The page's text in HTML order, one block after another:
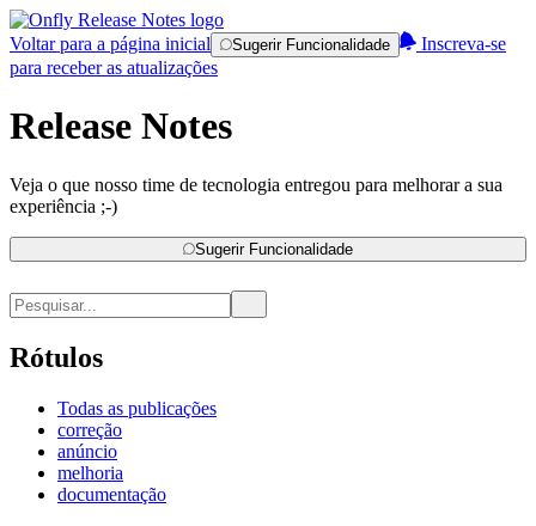
Voltar para a página inicial Sugerir Funcionalidade
Inscreva-se
para receber as atualizações
Release Notes
Veja o que nosso time de tecnologia entregou para melhorar a sua
experiência ;-)
Sugerir Funcionalidade
Rótulos
Todas as publicações
correção
anúncio
melhoria
documentação